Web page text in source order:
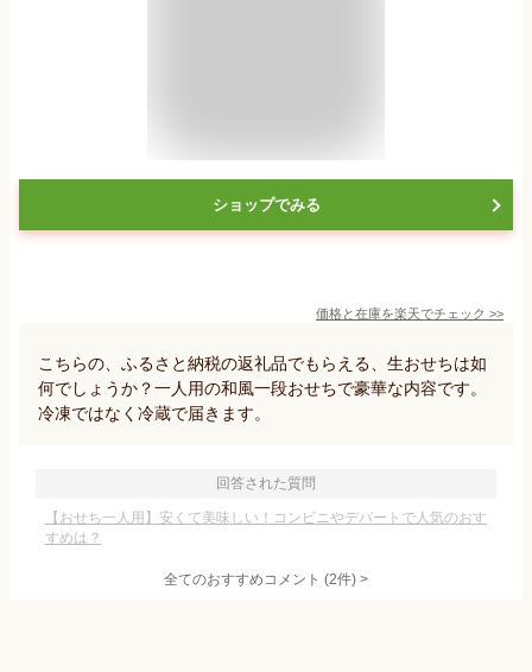
ショップでみる
価格と在庫を楽天でチェック >>
こちらの、ふるさと納税の返礼品でもらえる、生おせちは如
何でしょうか？一人用の和風一段おせちで豪華な内容です。
冷凍ではなく冷蔵で届きます。
回答された質問
【おせち一人用】安くて美味しい！コンビニやデパートで人気のおす
すめは？
全てのおすすめコメント (2件) >